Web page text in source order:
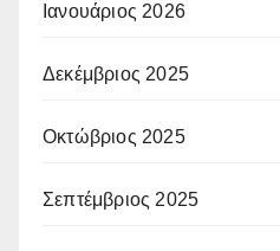
Ιανουάριος 2026
Δεκέμβριος 2025
Οκτώβριος 2025
Σεπτέμβριος 2025